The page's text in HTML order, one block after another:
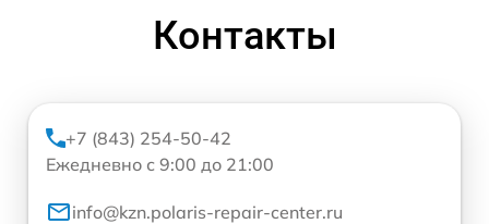
Контакты
+7 (843) 254-50-42
Ежедневно с 9:00 до 21:00
info@kzn.polaris-repair-center.ru